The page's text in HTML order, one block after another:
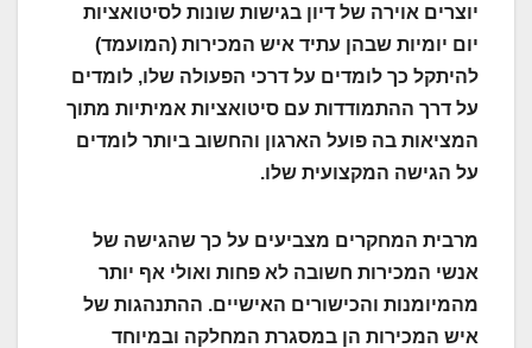
יוצרים אוירה של דיון בגישות שונות לסיטואציות
יום יומיות שבהן עתיד איש המכירות (המועמד)
להיתקל כך לומדים על דרכי הפעולה שלו, לומדים
על דרך ההתמודדות עם סיטואציות אמיתיות מתוך
המציאות בה פועל הארגון והחשוב ביותר לומדים
על הגישה המקצועית שלו.
מרבית המחקרים מצביעים על כך שהגישה של
אנשי המכירות חשובה לא פחות ואולי אף יותר
מהמיומנות והכישורים האישיים. ההתנהגות של
איש המכירות הן במסגרת המחלקה ובמיוחד